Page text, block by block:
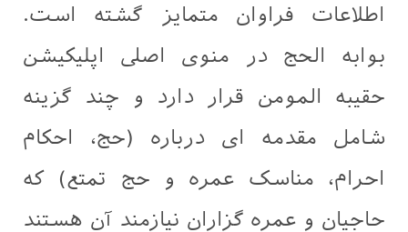
اطلاعات فراوان متمایز گشته است.
بوابه الحج در منوی اصلی اپلیکیشن
حقیبه المومن قرار دارد و چند گزینه
شامل مقدمه ای درباره (حج، احکام
احرام، مناسک عمره و حج تمتع) که
حاجیان و عمره گزاران نیازمند آن هستند